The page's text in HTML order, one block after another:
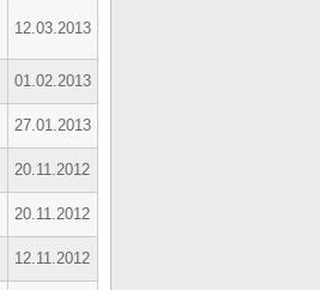
12.03.2013
01.02.2013
27.01.2013
20.11.2012
20.11.2012
12.11.2012